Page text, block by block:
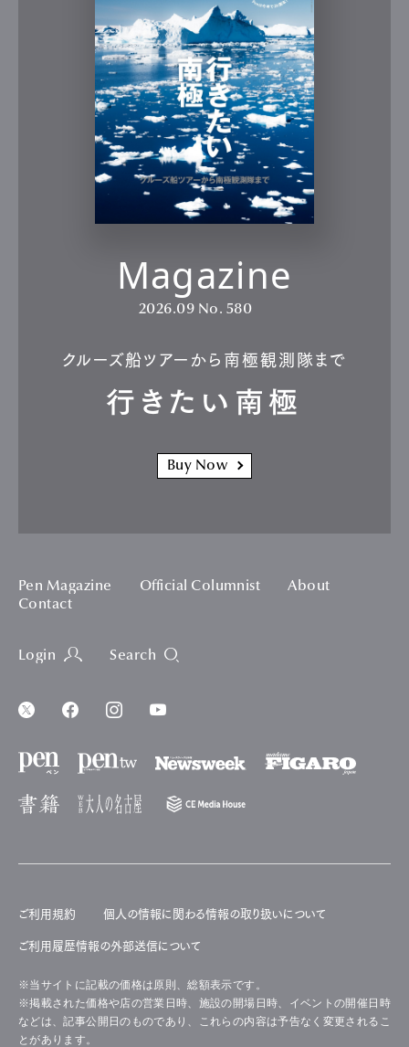
Magazine
2026.09 No. 580
クルーズ船ツアーから南極観測隊まで
行きたい南極
Buy Now
Pen Magazine Official Columnist
About
Contact
Login Search
ご利用規約 個人の情報に関わる情報の取り扱いについて
ご利用履歴情報の外部送信について
※当サイトに記載の価格は原則、総額表示です。
※掲載された価格や店の営業日時、施設の開場日時、イベントの開催日時
などは、記事公開日のものであり、これらの内容は予告なく変更されるこ
とがあります。